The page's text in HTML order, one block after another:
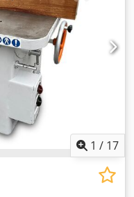
1 / 17